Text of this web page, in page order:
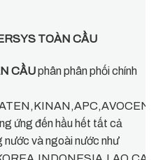
TOÀN CẦU
CẦUphân phân phối chính
ứng đến hầu hết tất cả
nước và ngoài nước như